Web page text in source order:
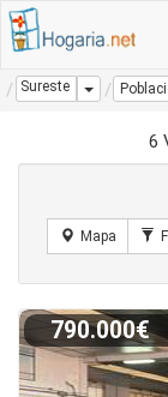
Sureste Dropdown
6
790.000€